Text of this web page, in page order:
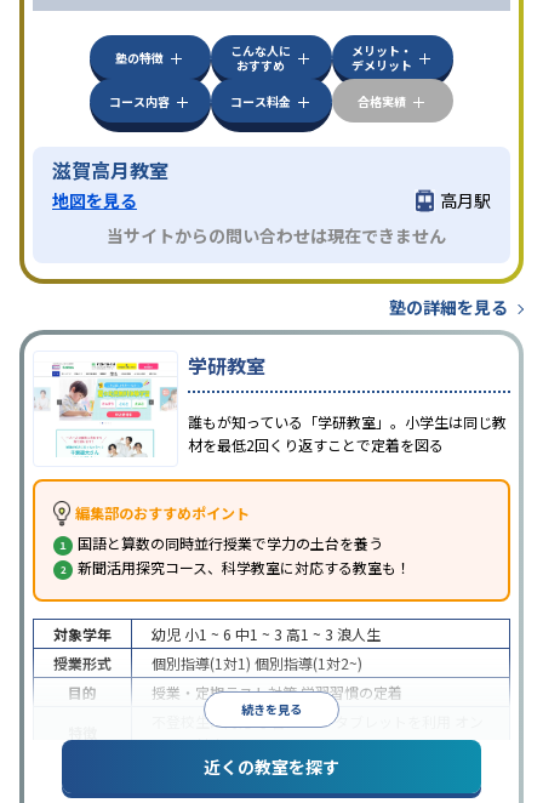
塾の特徴
こんな人に
おすすめ
メリット・
デメリット
コース内容
コース料金 合格実績
滋賀高月教室
地図を見る
高月駅
当サイトからの問い合わせは現在できません
塾の詳細を見る
学研教室
誰もが知っている「学研教室」。小学生は同じ教
材を最低2回くり返すことで定着を図る
編集部のおすすめポイント
国語と算数の同時並行授業で学力の土台を養う
新聞活用探究コース、科学教室に対応する教室も！
続きを見る
対象学年 幼児 小1 ~ 6 中1 ~ 3 高1 ~ 3 浪人生
授業形式
個別指導(1対1) 個別指導(1対2~)
目的
授業・定期テスト対策学習習慣の定着
不登校生に対応学習にPC・タブレットを利用
ライン対応
近くの教室を探す